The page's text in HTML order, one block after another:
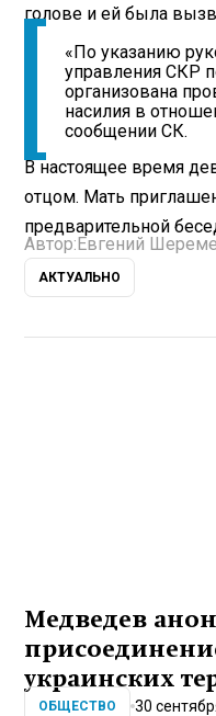
голове и ей была
«По указанию
управления СКР
организована
насилия в
сообщении СК.
В настоящее время
отцом. Мать
предварительной
Автор: Евгений
АКТУАЛЬНО
Медведев
украинских
ОБЩЕСТВО 30